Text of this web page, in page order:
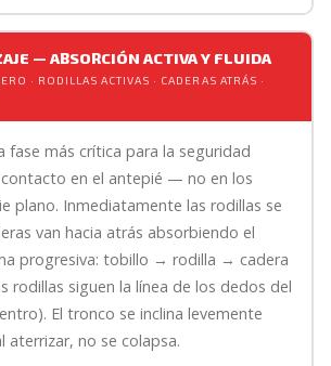
— ABSORCIÓN ACTIVA Y FLUIDA
· RODILLAS ACTIVAS · CADERAS ATRÁS ·
fase más crítica para la seguridad
contacto en el antepié — no en los
plano. Inmediatamente las rodillas se
van hacia atrás absorbiendo el
progresiva: tobillo → rodilla → cadera
rodillas siguen la línea de los dedos del
El tronco se inclina levemente
aterrizar, no se colapsa.